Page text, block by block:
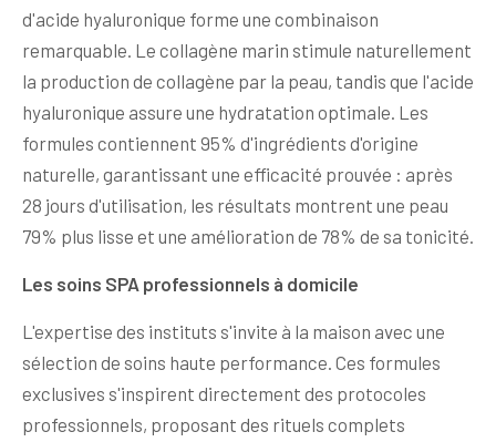
d'acide hyaluronique forme une combinaison
remarquable. Le collagène marin stimule naturellement
la production de collagène par la peau, tandis que l'acide
hyaluronique assure une hydratation optimale. Les
formules contiennent 95% d'ingrédients d'origine
naturelle, garantissant une efficacité prouvée : après
28 jours d'utilisation, les résultats montrent une peau
79% plus lisse et une amélioration de 78% de sa tonicité.
Les soins SPA professionnels à domicile
L'expertise des instituts s'invite à la maison avec une
sélection de soins haute performance. Ces formules
exclusives s'inspirent directement des protocoles
professionnels, proposant des rituels complets